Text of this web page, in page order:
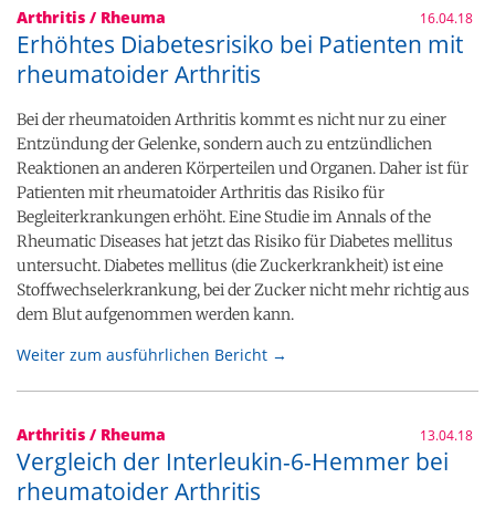
Arthritis / Rheuma 16.04.18
Erhöhtes Diabetesrisiko bei Patienten mit
rheumatoider Arthritis
Bei der rheumatoiden Arthritis kommt es nicht nur zu einer
Entzündung der Gelenke, sondern auch zu entzündlichen
Reaktionen an anderen Körperteilen und Organen. Daher ist für
Patienten mit rheumatoider Arthritis das Risiko für
Begleiterkrankungen erhöht. Eine Studie im Annals of the
Rheumatic Diseases hat jetzt das Risiko für Diabetes mellitus
untersucht. Diabetes mellitus (die Zuckerkrankheit) ist eine
Stoffwechselerkrankung, bei der Zucker nicht mehr richtig aus
dem Blut aufgenommen werden kann.
Weiter zum ausführlichen Bericht →
Arthritis / Rheuma 13.04.18
Vergleich der Interleukin-6-Hemmer bei
rheumatoider Arthritis